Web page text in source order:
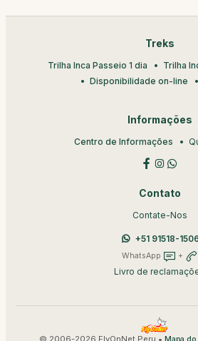
Treks
Trilha Inca Passeio 1 dia
Trilha
Disponibilidade on-line
Informações
Centro de Informações
Contato
Contate-Nos
+51 91518-
WhatsApp +
Livro de
© 2006-2026 FlyOnNet Peru •